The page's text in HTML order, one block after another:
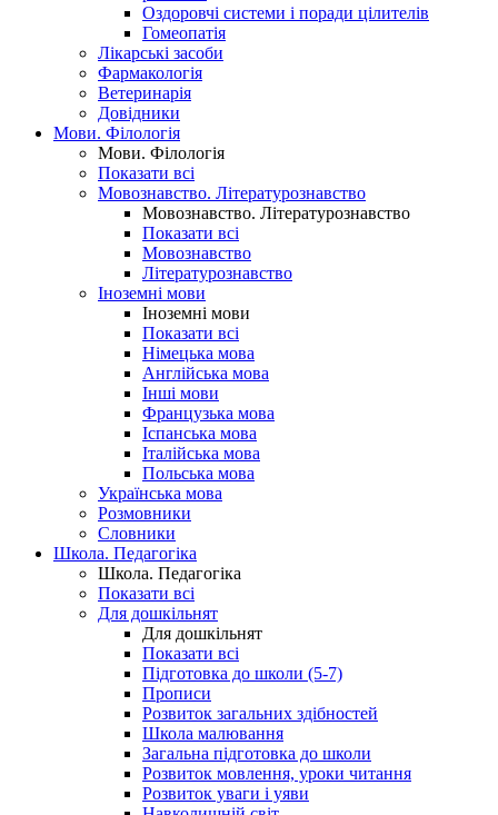
Оздоровчі системи і поради цілителів
Гомеопатія
Лікарські засоби
Фармакологія
Ветеринарія
Довідники
Мови. Філологія
Мови. Філологія
Показати всі
Мовознавство. Літературознавство
Мовознавство. Літературознавство
Показати всі
Мовознавство
Літературознавство
Іноземні мови
Іноземні мови
Показати всі
Німецька мова
Англійська мова
Інші мови
Французька мова
Іспанська мова
Італійська мова
Польська мова
Українська мова
Розмовники
Словники
Школа. Педагогіка
Школа. Педагогіка
Показати всі
Для дошкільнят
Для дошкільнят
Показати всі
Підготовка до школи (5-7)
Прописи
Розвиток загальних здібностей
Школа малювання
Загальна підготовка до школи
Розвиток мовлення, уроки читання
Розвиток уваги і уяви